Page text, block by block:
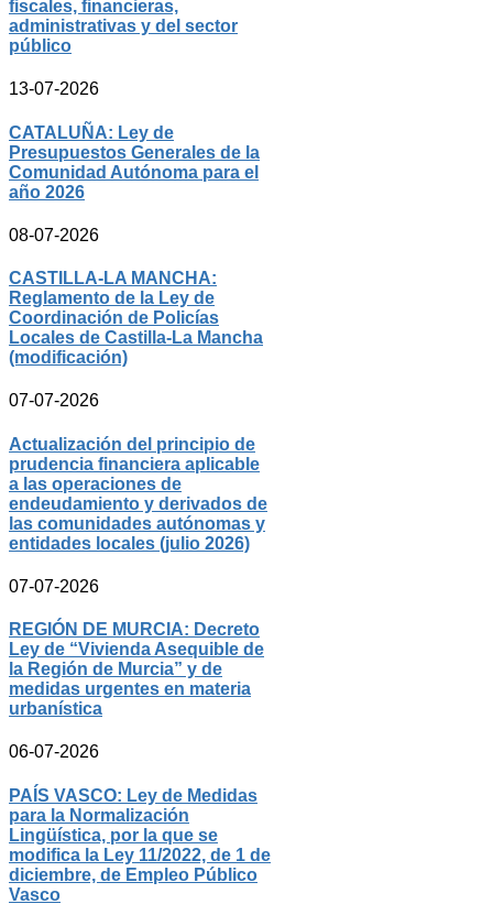
fiscales, financieras,
administrativas y del sector
público
13-07-2026
CATALUÑA: Ley de
Presupuestos Generales de la
Comunidad Autónoma para el
año 2026
08-07-2026
CASTILLA-LA MANCHA:
Reglamento de la Ley de
Coordinación de Policías
Locales de Castilla-La Mancha
(modificación)
07-07-2026
Actualización del principio de
prudencia financiera aplicable
a las operaciones de
endeudamiento y derivados de
las comunidades autónomas y
entidades locales (julio 2026)
07-07-2026
REGIÓN DE MURCIA: Decreto
Ley de “Vivienda Asequible de
la Región de Murcia” y de
medidas urgentes en materia
urbanística
06-07-2026
PAÍS VASCO: Ley de Medidas
para la Normalización
Lingüística, por la que se
modifica la Ley 11/2022, de 1 de
diciembre, de Empleo Público
Vasco